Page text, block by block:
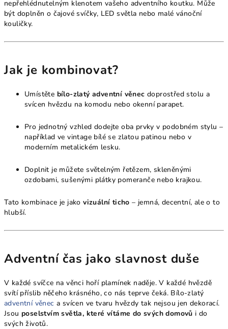
nepřehlédnutelným klenotem vašeho adventního koutku. Může
být doplněn o čajové svíčky, LED světla nebo malé vánoční
kouličky.
Jak je kombinovat?
Umístěte bílo-zlatý adventní věnec doprostřed stolu a
svícen hvězdu na komodu nebo okenní parapet.
Pro jednotný vzhled dodejte oba prvky v podobném stylu –
například ve vintage bílé se zlatou patinou nebo v
moderním metalickém lesku.
Doplnit je můžete světelným řetězem, skleněnými
ozdobami, sušenými plátky pomeranče nebo krajkou.
Tato kombinace je jakovizuální ticho – jemná, decentní, ale o to
hlubší.
Adventní čas jako slavnost duše
V každé svíčce na věnci hoří plamínek naděje. V každé hvězdě
svítí příslib něčeho krásného, co nás teprve čeká. Bílo-zlatý
adventní věnec a svícen ve tvaru hvězdy tak nejsou jen dekorací.
Jsou poselstvím světla, které vítáme do svých domovů i do
svých životů.